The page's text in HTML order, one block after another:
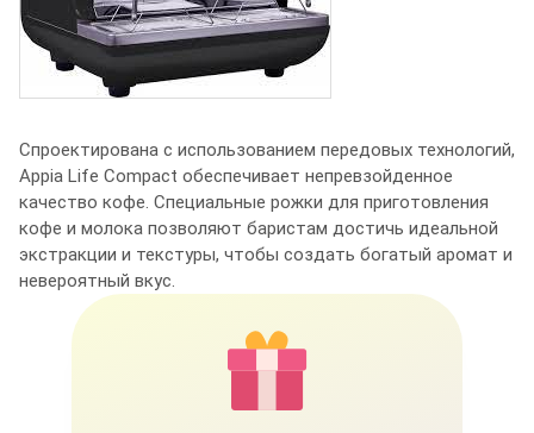
Спроектирована с использованием передовых технологий,
Appia Life Compact обеспечивает непревзойденное
качество кофе. Специальные рожки для приготовления
кофе и молока позволяют баристам достичь идеальной
экстракции и текстуры, чтобы создать богатый аромат и
невероятный вкус.